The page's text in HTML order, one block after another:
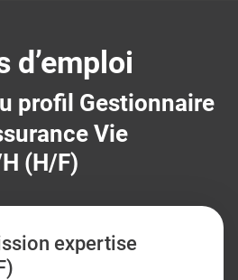
d’emploi
profil Gestionnaire
Vie
(H/F)
expertise